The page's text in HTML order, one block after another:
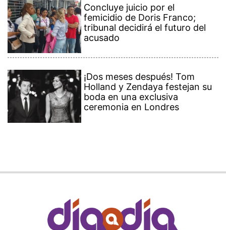
Concluye juicio por el
femicidio de Doris Franco;
tribunal decidirá el futuro del
acusado
¡Dos meses después! Tom
Holland y Zendaya festejan su
boda en una exclusiva
ceremonia en Londres